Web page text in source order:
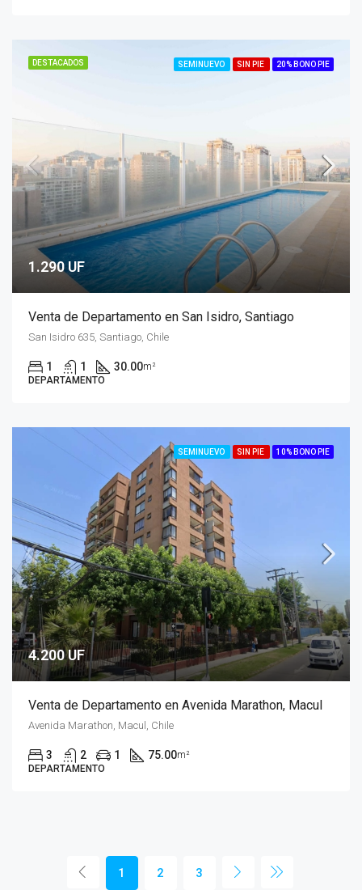
DESTACADOS SEMINUEVO SIN PIE 20% BONO PIE
1.290 UF
Venta de Departamento en San Isidro, Santiago
San Isidro 635, Santiago, Chile
1 1 30.00m²
DEPARTAMENTO
SEMINUEVO SIN PIE 10% BONO PIE
4.200 UF
Venta de Departamento en Avenida Marathon, Macul
Avenida Marathon, Macul, Chile
3 2 1 75.00m²
DEPARTAMENTO
1 2 3